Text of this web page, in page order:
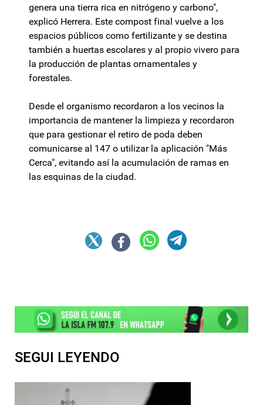
genera una tierra rica en nitrógeno y carbono",
explicó Herrera. Este compost final vuelve a los
espacios públicos como fertilizante y se destina
también a huertas escolares y al propio vivero para
la producción de plantas ornamentales y
forestales.
Desde el organismo recordaron a los vecinos la
importancia de mantener la limpieza y recordaron
que para gestionar el retiro de poda deben
comunicarse al 147 o utilizar la aplicación "Más
Cerca", evitando así la acumulación de ramas en
las esquinas de la ciudad.
SEGUI LEYENDO